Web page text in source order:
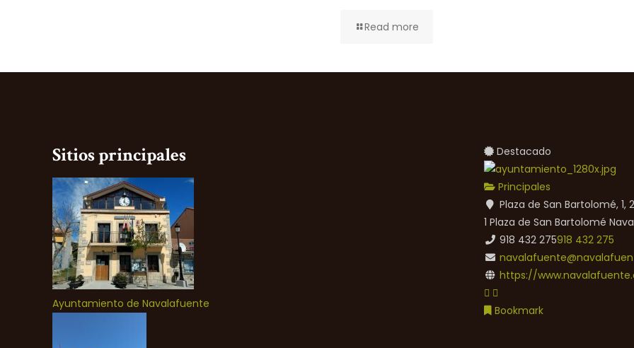
Read more
Sitios principales
Ayuntamiento de Navalafuente
Destacado
Principales
Plaza de San Bartolomé,
1 Plaza de San Bartolomé
918 432 275918 432 275
https://
Bookmark